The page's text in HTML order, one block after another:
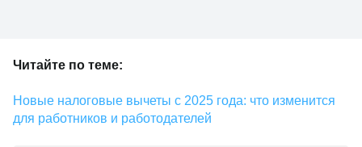
Читайте по теме:
Новые налоговые вычеты с 2025 года: что изменится
для работников и работодателей